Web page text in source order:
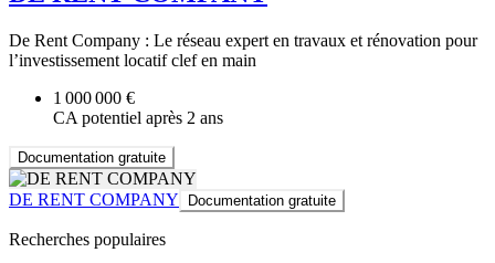
De Rent Company : Le réseau expert en travaux et rénovation pour
l’investissement locatif clef en main
1 000 000 €
CA potentiel après 2 ans
Documentation gratuite
DE RENT COMPANY Documentation gratuite
Recherches populaires